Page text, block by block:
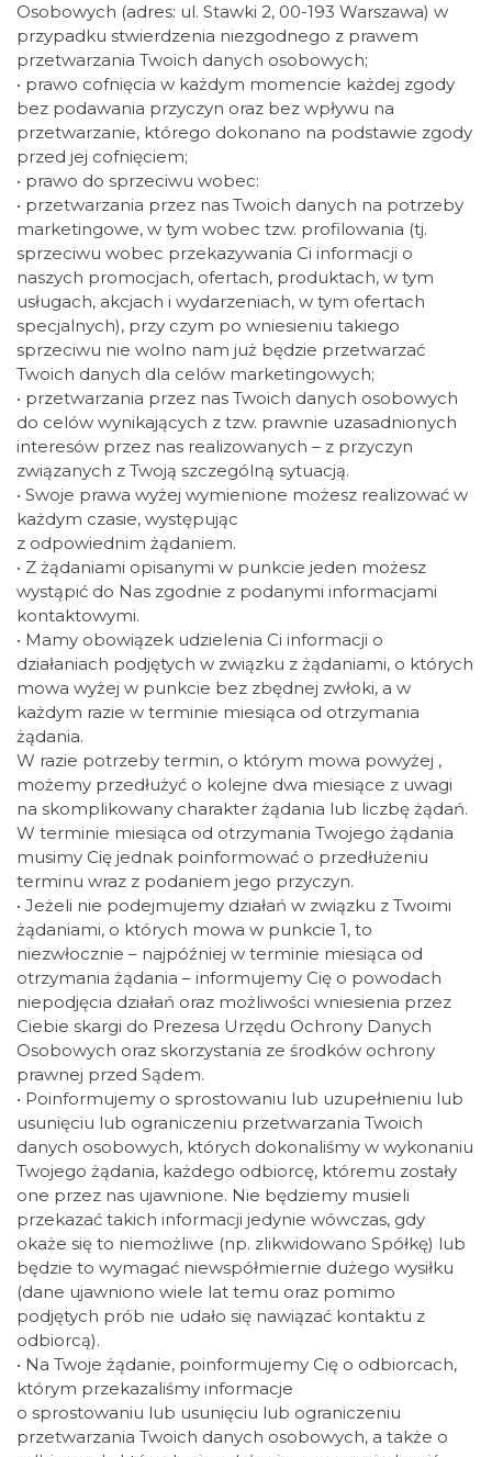
Osobowych (adres: ul. Stawki 2, 00-193 Warszawa) w
przypadku stwierdzenia niezgodnego z prawem
przetwarzania Twoich danych osobowych;
• prawo cofnięcia w każdym momencie każdej zgody
bez podawania przyczyn oraz bez wpływu na
przetwarzanie, którego dokonano na podstawie zgody
przed jej cofnięciem;
• prawo do sprzeciwu wobec:
• przetwarzania przez nas Twoich danych na potrzeby
marketingowe, w tym wobec tzw. profilowania (tj.
sprzeciwu wobec przekazywania Ci informacji o
naszych promocjach, ofertach, produktach, w tym
usługach, akcjach i wydarzeniach, w tym ofertach
specjalnych), przy czym po wniesieniu takiego
sprzeciwu nie wolno nam już będzie przetwarzać
Twoich danych dla celów marketingowych;
• przetwarzania przez nas Twoich danych osobowych
do celów wynikających z tzw. prawnie uzasadnionych
interesów przez nas realizowanych – z przyczyn
związanych z Twoją szczególną sytuacją.
• Swoje prawa wyżej wymienione możesz realizować w
każdym czasie, występując
z odpowiednim żądaniem.
• Z żądaniami opisanymi w punkcie jeden możesz
wystąpić do Nas zgodnie z podanymi informacjami
kontaktowymi.
• Mamy obowiązek udzielenia Ci informacji o
działaniach podjętych w związku z żądaniami, o których
mowa wyżej w punkcie bez zbędnej zwłoki, a w
każdym razie w terminie miesiąca od otrzymania
żądania.
W razie potrzeby termin, o którym mowa powyżej ,
możemy przedłużyć o kolejne dwa miesiące z uwagi
na skomplikowany charakter żądania lub liczbę żądań.
W terminie miesiąca od otrzymania Twojego żądania
musimy Cię jednak poinformować o przedłużeniu
terminu wraz z podaniem jego przyczyn.
• Jeżeli nie podejmujemy działań w związku z Twoimi
żądaniami, o których mowa w punkcie 1, to
niezwłocznie – najpóźniej w terminie miesiąca od
otrzymania żądania – informujemy Cię o powodach
niepodjęcia działań oraz możliwości wniesienia przez
Ciebie skargi do Prezesa Urzędu Ochrony Danych
Osobowych oraz skorzystania ze środków ochrony
prawnej przed Sądem.
• Poinformujemy o sprostowaniu lub uzupełnieniu lub
usunięciu lub ograniczeniu przetwarzania Twoich
danych osobowych, których dokonaliśmy w wykonaniu
Twojego żądania, każdego odbiorcę, któremu zostały
one przez nas ujawnione. Nie będziemy musieli
przekazać takich informacji jedynie wówczas, gdy
okaże się to niemożliwe (np. zlikwidowano Spółkę) lub
będzie to wymagać niewspółmiernie dużego wysiłku
(dane ujawniono wiele lat temu oraz pomimo
podjętych prób nie udało się nawiązać kontaktu z
odbiorcą).
• Na Twoje żądanie, poinformujemy Cię o odbiorcach,
którym przekazaliśmy informacje
o sprostowaniu lub usunięciu lub ograniczeniu
przetwarzania Twoich danych osobowych, a także o